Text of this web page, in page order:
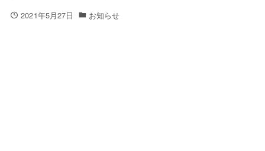
2021年5月27日 お知らせ